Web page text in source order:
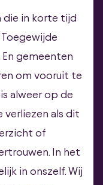
die in korte tijd
gemeenten
om vooruit te
alweer op de
verliezen als dit
of
In het
in onszelf. Wij